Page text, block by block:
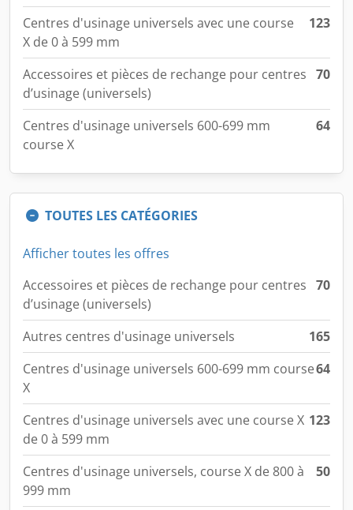
Centres d'usinage universels avec une course
X de 0 à 599 mm
123
Accessoires et pièces de rechange pour centres
d’usinage (universels)
70
Centres d'usinage universels 600-699 mm
course X
64
TOUTES LES CATÉGORIES
Afficher toutes les offres
Accessoires et pièces de rechange pour centres
d’usinage (universels)
70
Autres centres d'usinage universels
165
Centres d'usinage universels 600-699 mm course
X
64
Centres d'usinage universels avec une course X
de 0 à 599 mm
123
Centres d'usinage universels, course X de 800 à
999 mm
50